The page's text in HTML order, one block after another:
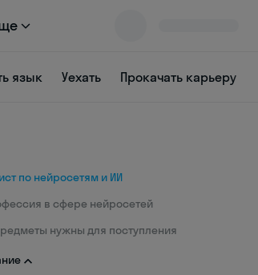
язык Уехать Прокачать карьеру
по нейросетям и ИИ
в сфере нейросетей
нужны для поступления